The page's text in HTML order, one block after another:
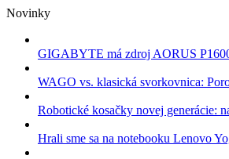
Skip
content
Novinky
GIGABYTE má zdroj AORUS
WAGO vs. klasická svorkovnica:
Robotické kosačky novej generácie:
Hrali sme sa na notebooku Lenovo